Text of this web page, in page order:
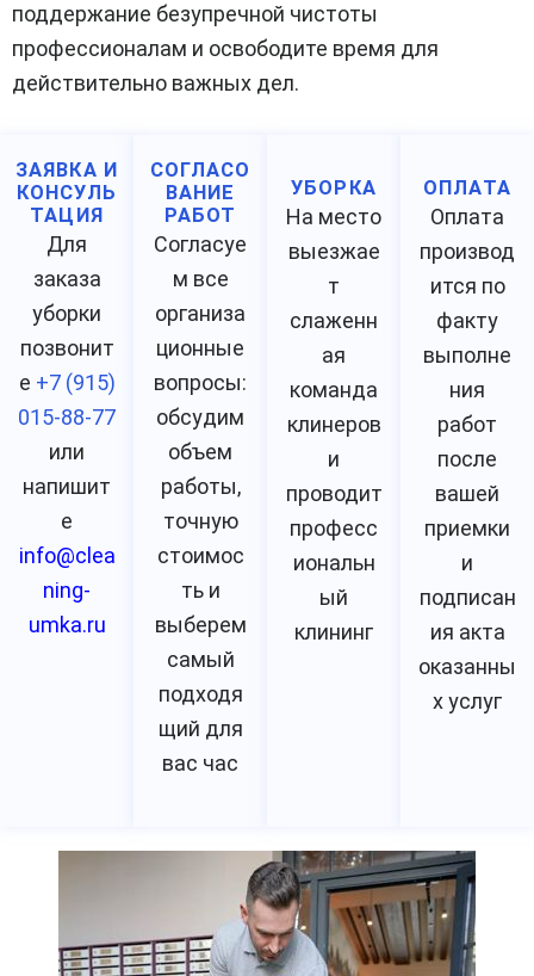
поддержание безупречной чистоты
профессионалам и освободите время для
действительно важных дел.
ЗАЯВКА И
КОНСУЛЬ
ТАЦИЯ
Для
заказа
уборки
позвонит
е +7 (915)
015-88-77
или
напишит
е
info@clea
ning-
umka.ru
СОГЛАСО
ВАНИЕ
РАБОТ
Согласуе
м все
организа
ционные
вопросы:
обсудим
объем
работы,
точную
стоимос
ть и
выберем
самый
подходя
щий для
вас час
УБОРКА
На место
выезжае
т
слаженн
ая
команда
клинеров
и
проводит
професс
иональн
ый
клининг
ОПЛАТА
Оплата
производ
ится по
факту
выполне
ния
работ
после
вашей
приемки
и
подписан
ия акта
оказанны
х услуг